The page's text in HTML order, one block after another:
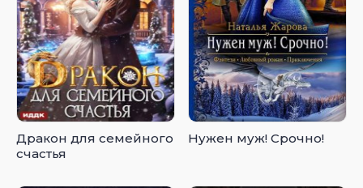
Дракон для семейного
счастья
Нужен муж! Срочно!